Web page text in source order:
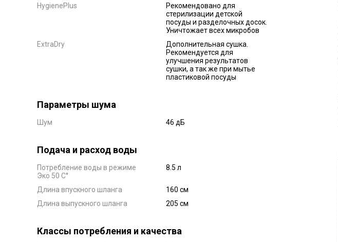
HygienePlus
Рекомендовано для
стерилизации детской
посуды и разделочных досок.
Уничтожает всех микробов
ExtraDry
Дополнительная сушка.
Рекомендуется для
улучшения результатов
сушки, а так же при мытье
пластиковой посуды
Параметры шума
Шум 46 дБ
Подача и расход воды
Потребление воды в режиме
Эко 50 C°
8.5 л
Длина впускного шланга
160 см
Длина выпускного шланга
205 см
Классы потребления и качества